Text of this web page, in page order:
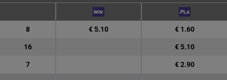
8 € 5.10 € 1.60
16 € 5.10
7 € 2.90